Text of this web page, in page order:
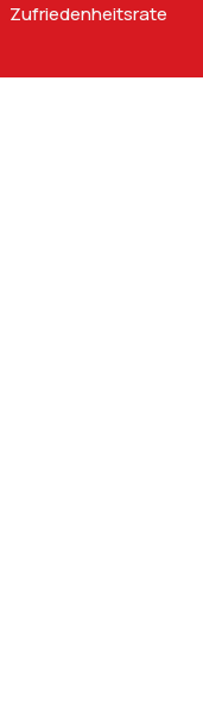
Zufriedenheitsrate